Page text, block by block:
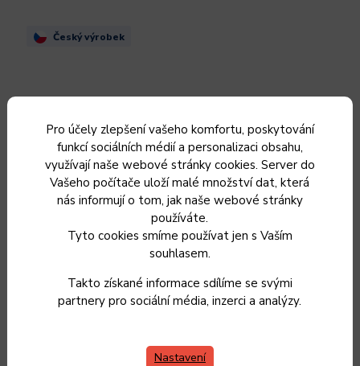
Pro účely zlepšení vašeho komfortu, poskytování
funkcí sociálních médií a personalizaci obsahu,
využívají naše webové stránky cookies. Server do
Vašeho počítače uloží malé množství dat, která
nás informují o tom, jak naše webové stránky
používáte.
Tyto cookies smíme používat jen s Vaším
souhlasem.
Takto získané informace sdílíme se svými
partnery pro sociální média, inzerci a analýzy.
Nastavení
Český výrobek
Smaltovaný gastro hrnec Belis/Sfinx, 24 x 36 cm, 20 l
Momentálně nedostupné